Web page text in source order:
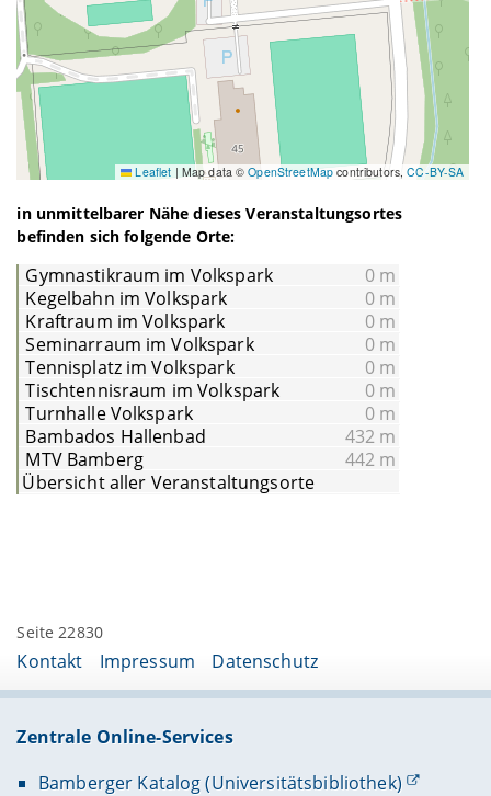
Leaflet | Map data ©OpenStreetMapcontributors,CC-BY-SA
in unmittelbarer Nähe dieses Veranstaltungsortes
befinden sich folgende Orte:
Gymnastikraum im Volkspark
0 m
Kegelbahn im Volkspark
0 m
Kraftraum im Volkspark
0 m
Seminarraum im Volkspark
0 m
Tennisplatz im Volkspark
0 m
Tischtennisraum im Volkspark
0 m
Turnhalle Volkspark
0 m
Bambados Hallenbad
432 m
MTV Bamberg
442 m
Übersicht aller Veranstaltungsorte
Seite 22830
Kontakt Impressum Datenschutz
Zentrale Online-Services
Bamberger Katalog (Universitätsbibliothek)